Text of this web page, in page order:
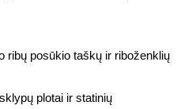
ribų posūkio taškų ir riboženklių
plotai ir statinių